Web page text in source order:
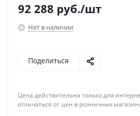
92 288 руб./шт
Нет в наличии
Поделиться
Цена действительна только для
отличаться от цен в розничных